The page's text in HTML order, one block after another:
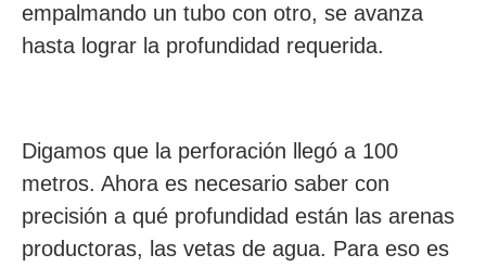
empalmando un tubo con otro, se avanza
hasta lograr la profundidad requerida.
Digamos que la perforación llegó a 100
metros. Ahora es necesario saber con
precisión a qué profundidad están las arenas
productoras, las vetas de agua. Para eso es